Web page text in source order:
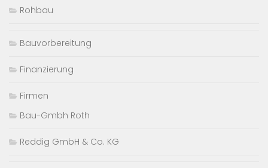
Rohbau
Bauvorbereitung
Finanzierung
Firmen
Bau-Gmbh Roth
Reddig GmbH & Co. KG